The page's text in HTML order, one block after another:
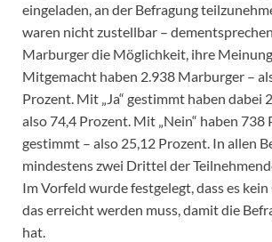
eingeladen, an der Befragung
waren nicht zustellbar –
Marburger die Möglichkeit, ihre
Mitgemacht haben 2.938 Marburger –
Prozent. Mit „Ja“ gestimmt haben dabei
also 74,4 Prozent. Mit „Nein“ haben 738
gestimmt – also 25,12 Prozent. In allen
mindestens zwei Drittel der
Im Vorfeld wurde festgelegt, dass es
das erreicht werden muss, damit die
hat.